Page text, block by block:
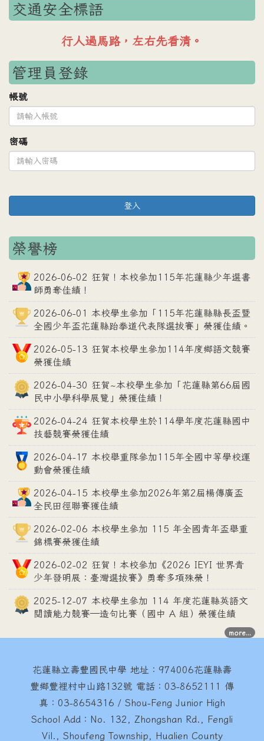
交通安全標語
車輛禮讓行人，行人安全過路。
管理員登錄
帳號
密碼
登入
榮譽榜
2026-06-02 狂賀！本校參加115年花蓮縣少年選書
師勇奪佳績！
2026-06-01 本校學生參加「115年花蓮縣縣長盃暨
全國少年盃花蓮縣跆拳道代表隊選拔賽」榮獲佳績。
2026-05-13 狂賀本校學生參加114年度鄉語文競賽
榮獲佳績
2026-04-30 狂賀~本校學生參加「花蓮縣第66屆國
民中小學科學展覽」榮獲佳績！
2026-04-24 狂賀本校學生於114學年度花蓮縣國中
技藝競賽榮獲佳績
2026-04-17 本校舉重隊參加115年全國中等學校運
動會榮獲佳績
2026-04-15 本校學生參加2026年第2屆楊傳廣盃
全民田徑聯賽獲佳績
2026-02-06 本校學生參加 115 年全國青年盃舉重
錦標賽榮獲佳績
2026-02-02 狂賀！本校參加《2026 IEYI 世界青
少年發明展：臺灣選拔賽》勇奪多項殊榮！
2025-12-07 本校學生參加 114 年度花蓮縣英語文
閱讀能力競賽—造句比賽（國中 A 組）榮獲佳績
more...
花蓮縣立壽豐國民中學 地址：974006花蓮縣壽
豐鄉豐裡村中山路132號 電話：03-8652111 傳
真：03-8654316 / Shou-Feng Junior High
School Add：No. 132, Zhongshan Rd., Fengli
Vil., Shoufeng Township, Hualien County